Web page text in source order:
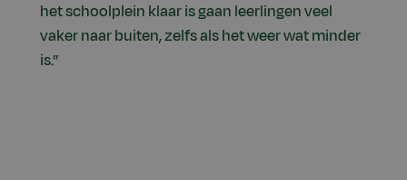
het schoolplein klaar is gaan leerlingen veel
vaker naar buiten, zelfs als het weer wat minder
is.”